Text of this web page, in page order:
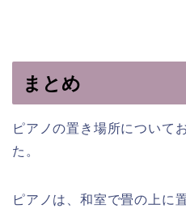
まとめ
ピアノの置き場所について
た。
ピアノは、和室で畳の上に